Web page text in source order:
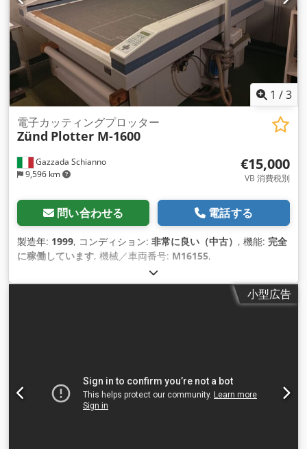
1 /3
Gazzada Schianno
9,596 km
電子カッティングプロッター
Zünd Plotter M-1600
€15,000
VB 消費税別
問い合わせる 電話する
製造年: 1999, コンディション: 非常に良い（中古） , 機能: 完全
に稼働しています, 機械／車両番号: M16155,
小型広告